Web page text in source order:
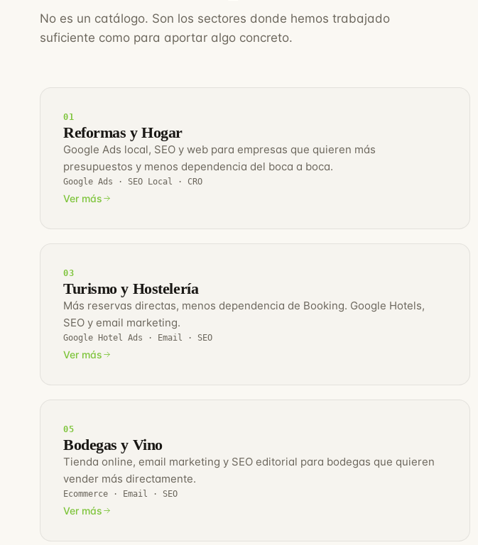
No es un catálogo. Son los sectores donde hemos trabajado
suficiente como para aportar algo concreto.
01
Reformas y Hogar
Google Ads local, SEO y web para empresas que quieren más
presupuestos y menos dependencia del boca a boca.
Google Ads · SEO Local · CRO
Ver más
03
Turismo y Hostelería
Más reservas directas, menos dependencia de Booking. Google Hotels,
SEO y email marketing.
Google Hotel Ads · Email · SEO
Ver más
05
Bodegas y Vino
Tienda online, email marketing y SEO editorial para bodegas que quieren
vender más directamente.
Ecommerce · Email · SEO
Ver más